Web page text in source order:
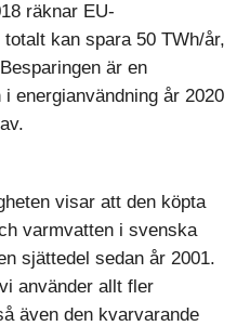
räknar EU-
kan spara 50 TWh/år,
är en
energianvändning år 2020
visar att den köpta
varmvatten i svenska
sjättedel sedan år 2001.
använder allt fler
även den kvarvarande